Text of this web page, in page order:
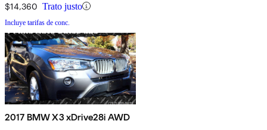
$14,360 Trato justo
Incluye tarifas de conc.
2017 BMW X3 xDrive28i AWD